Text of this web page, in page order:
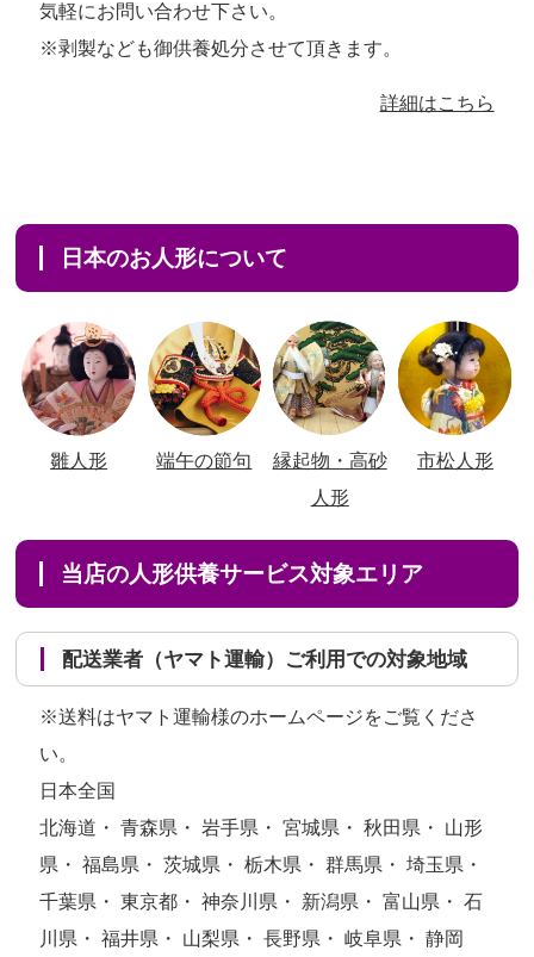
気軽にお問い合わせ下さい。
※剥製なども御供養処分させて頂きます。
詳細はこちら
日本のお人形について
雛人形 端午の節句
縁起物・高砂
人形
市松人形
当店の人形供養サービス対象エリア
配送業者（ヤマト運輸）ご利用での対象地域
※送料はヤマト運輸様のホームページをご覧くださ
い。
日本全国
北海道・ 青森県・ 岩手県・ 宮城県・ 秋田県・ 山形
県・ 福島県・ 茨城県・ 栃木県・ 群馬県・ 埼玉県・
千葉県・ 東京都・ 神奈川県・ 新潟県・ 富山県・ 石
川県・ 福井県・ 山梨県・ 長野県・ 岐阜県・ 静岡